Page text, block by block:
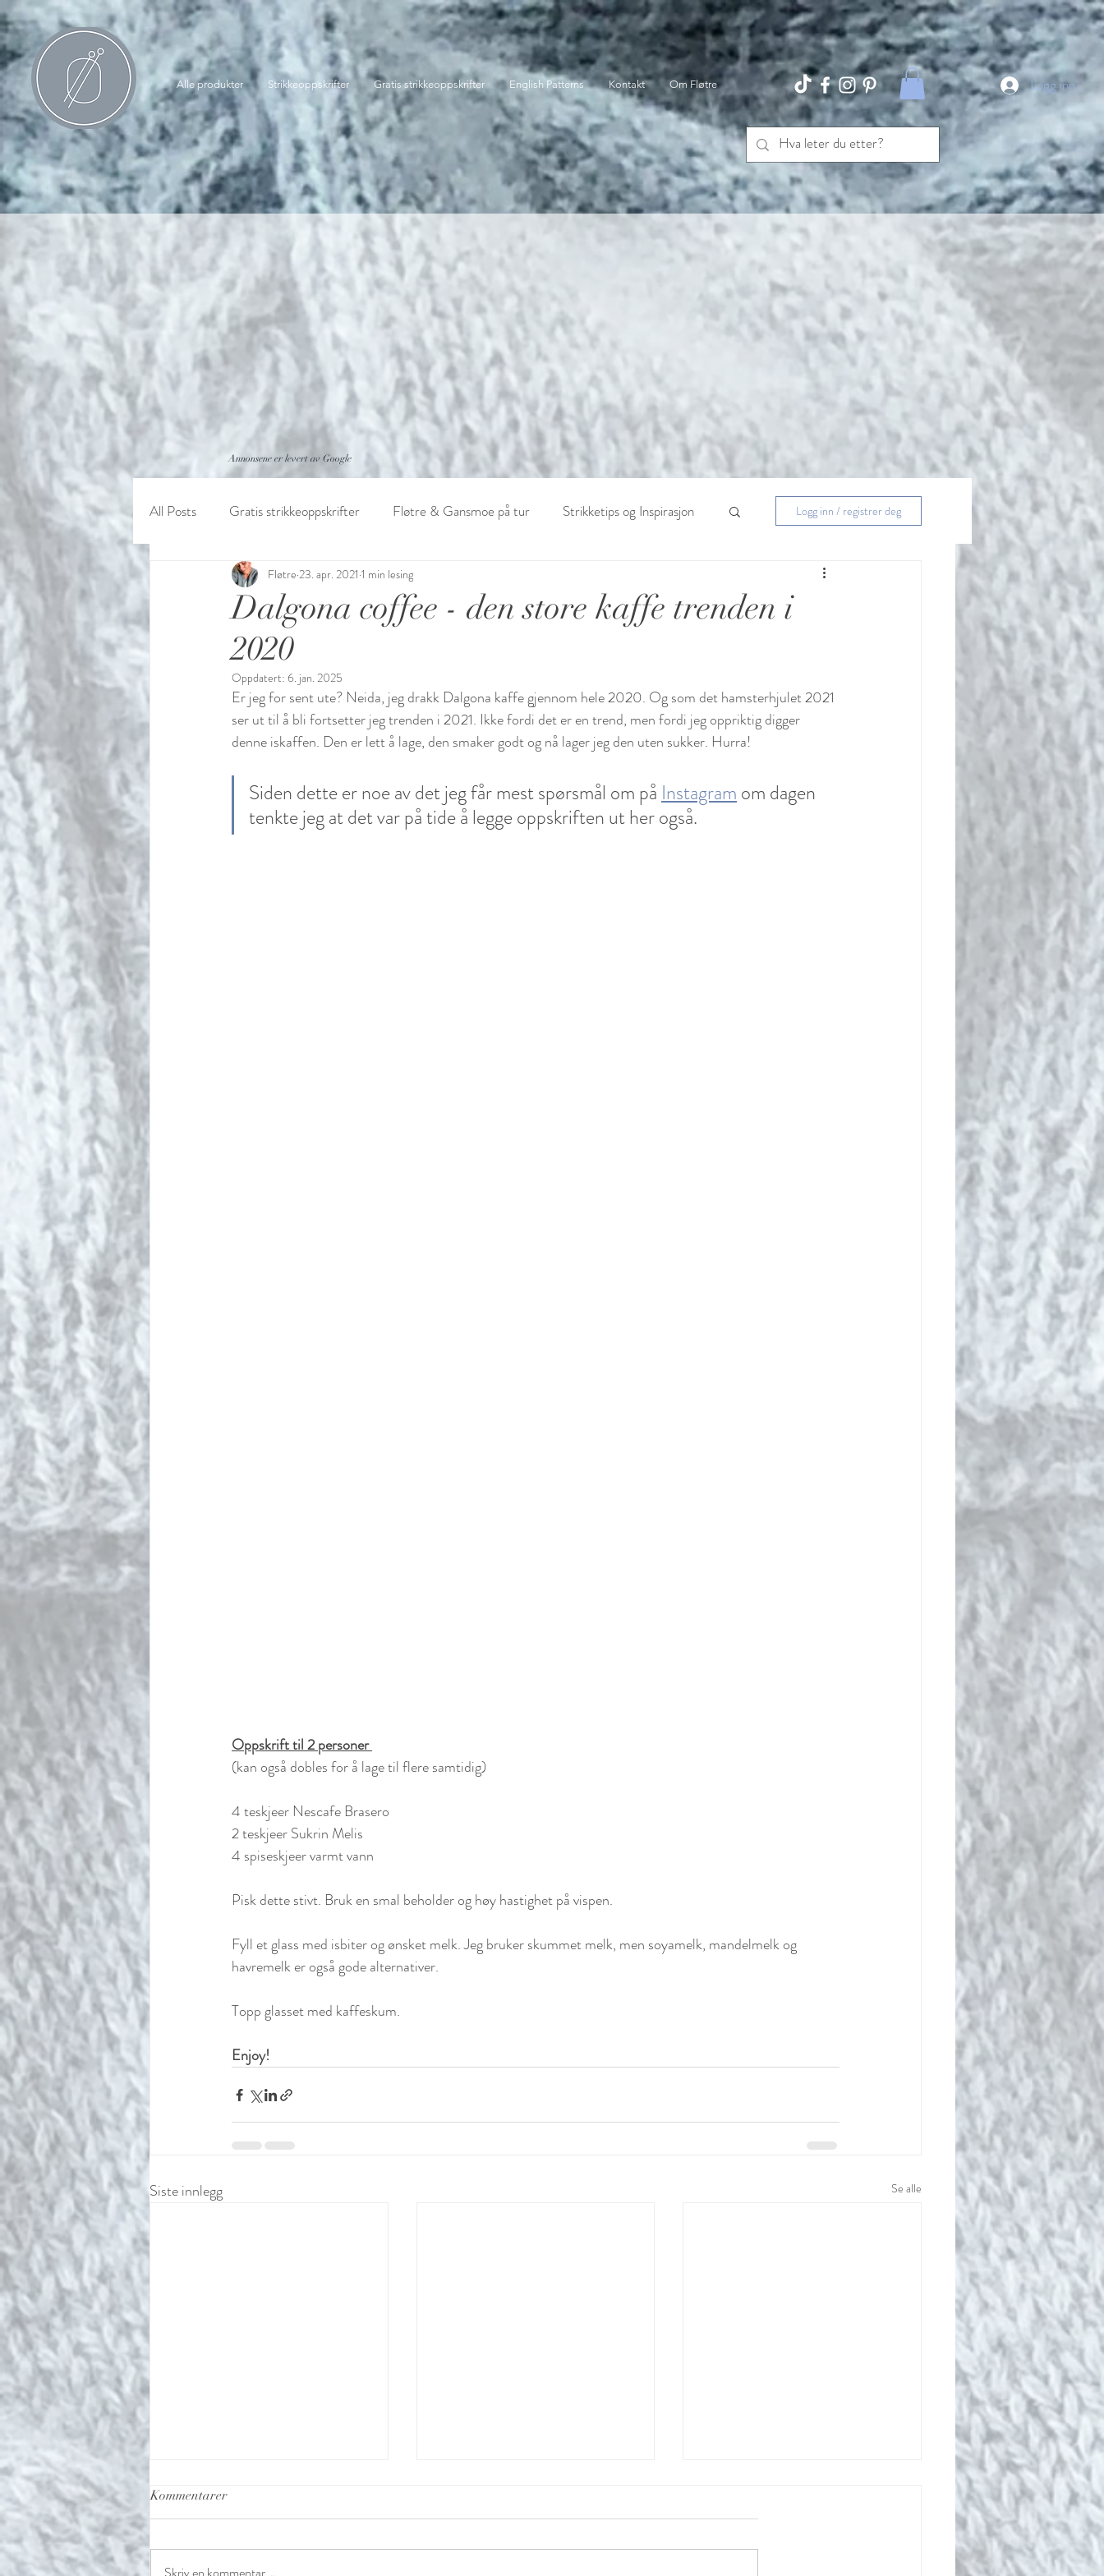
Alle produkter Strikkeoppskrifter Gratis strikkeoppskrifter English Patterns Kontakt Om Fløtre Logg inn
Annonsene er levert av Google
All Posts Gratis strikkeoppskrifter Fløtre & Gansmoe på tur Strikketips og Inspirasjon Logg inn / registrer deg
Dalgona coffee - den store kaffe trenden i
2020
Fløtre 23. apr. 2021 1 min lesing
Oppdatert: 6. jan. 2025
Er jeg for sent ute? Neida, jeg drakk Dalgona kaffe gjennom hele 2020. Og som det hamsterhjulet 2021
ser ut til å bli fortsetter jeg trenden i 2021. Ikke fordi det er en trend, men fordi jeg oppriktig digger
denne iskaffen. Den er lett å lage, den smaker godt og nå lager jeg den uten sukker. Hurra!
Siden dette er noe av det jeg får mest spørsmål om på Instagram om dagen
tenkte jeg at det var på tide å legge oppskriften ut her også.
Oppskrift til 2 personer
(kan også dobles for å lage til flere samtidig)
4 teskjeer Nescafe Brasero
2 teskjeer Sukrin Melis
4 spiseskjeer varmt vann
Pisk dette stivt. Bruk en smal beholder og høy hastighet på vispen.
Fyll et glass med isbiter og ønsket melk. Jeg bruker skummet melk, men soyamelk, mandelmelk og
havremelk er også gode alternativer.
Topp glasset med kaffeskum.
Enjoy!
Siste innlegg Se alle
Kommentarer
Skriv en kommentar …